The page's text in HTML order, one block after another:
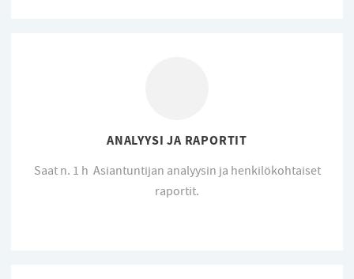
ANALYYSI JA RAPORTIT
Saat n. 1 h Asiantuntijan analyysin ja henkilökohtaiset
raportit.